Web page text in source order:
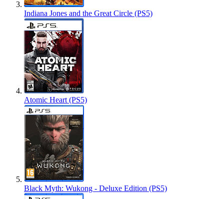
Indiana Jones and the Great Circle (PS5)
Atomic Heart (PS5)
Black Myth: Wukong - Deluxe Edition (PS5)